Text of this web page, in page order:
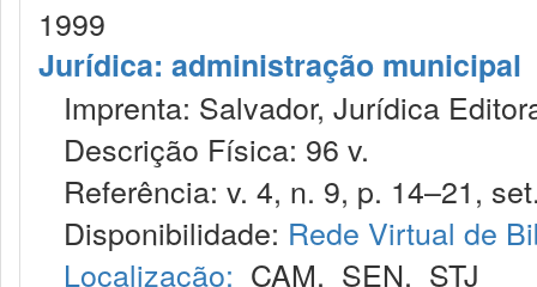
1999
Jurídica: administração municipal
Imprenta: Salvador, Jurídica
Descrição Física: 96 v.
Referência: v. 4, n. 9, p. 14–21,
Disponibilidade: Rede Virtual de
Localização: CAM, SEN, STJ